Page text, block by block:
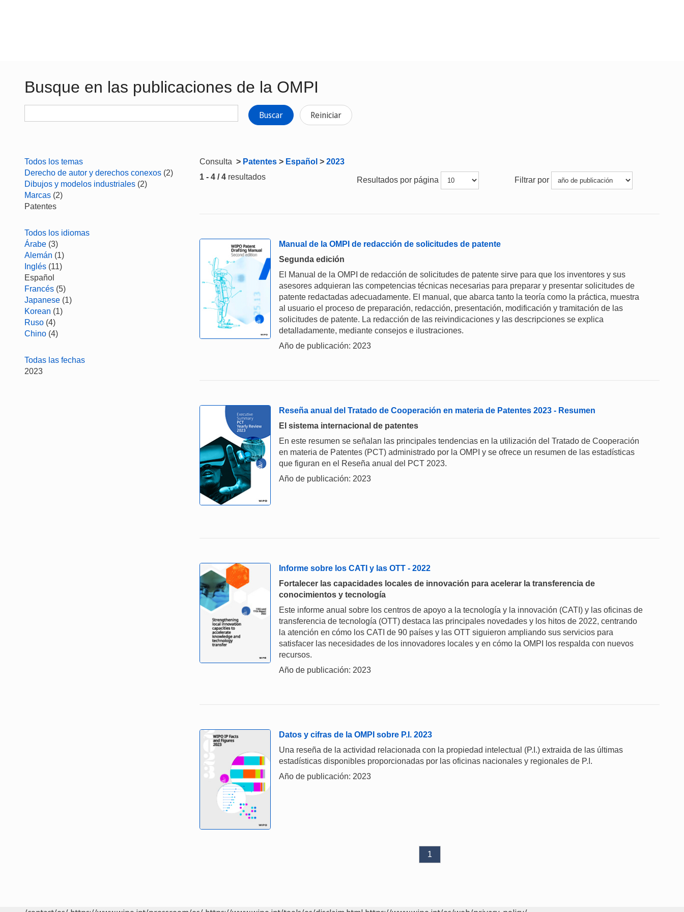
Busque en las publicaciones de la OMPI
Buscar Reiniciar
Todos los temas
Derecho de autor y derechos conexos (2)
Dibujos y modelos industriales (2)
Marcas (2)
Patentes
Todos los idiomas
Árabe (3)
Alemán (1)
Inglés (11)
Español
Francés (5)
Japanese (1)
Korean (1)
Ruso (4)
Chino (4)
Todas las fechas
2023
Consulta > Patentes > Español > 2023
1 - 4 / 4 resultados Resultados por página Filtrar por
Manual de la OMPI de redacción de solicitudes de patente
Segunda edición
El Manual de la OMPI de redacción de solicitudes de patente sirve para que los inventores y sus
asesores adquieran las competencias técnicas necesarias para preparar y presentar solicitudes de
patente redactadas adecuadamente. El manual, que abarca tanto la teoría como la práctica, muestra
al usuario el proceso de preparación, redacción, presentación, modificación y tramitación de las
solicitudes de patente. La redacción de las reivindicaciones y las descripciones se explica
detalladamente, mediante consejos e ilustraciones.
Año de publicación: 2023
Reseña anual del Tratado de Cooperación en materia de Patentes 2023 - Resumen
El sistema internacional de patentes
En este resumen se señalan las principales tendencias en la utilización del Tratado de Cooperación
en materia de Patentes (PCT) administrado por la OMPI y se ofrece un resumen de las estadísticas
que figuran en el Reseña anual del PCT 2023.
Año de publicación: 2023
Informe sobre los CATI y las OTT - 2022
Fortalecer las capacidades locales de innovación para acelerar la transferencia de
conocimientos y tecnología
Este informe anual sobre los centros de apoyo a la tecnología y la innovación (CATI) y las oficinas de
transferencia de tecnología (OTT) destaca las principales novedades y los hitos de 2022, centrando
la atención en cómo los CATI de 90 países y las OTT siguieron ampliando sus servicios para
satisfacer las necesidades de los innovadores locales y en cómo la OMPI los respalda con nuevos
recursos.
Año de publicación: 2023
Datos y cifras de la OMPI sobre P.I. 2023
Una reseña de la actividad relacionada con la propiedad intelectual (P.I.) extraida de las últimas
estadísticas disponibles proporcionadas por las oficinas nacionales y regionales de P.I.
Año de publicación: 2023
1